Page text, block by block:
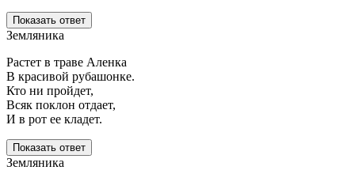
Показать ответ
Земляника
Растет в траве Аленка
В красивой рубашонке.
Кто ни пройдет,
Всяк поклон отдает,
И в рот ее кладет.
Показать ответ
Земляника